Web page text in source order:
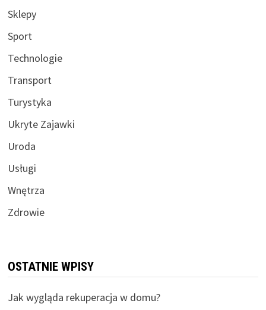
Sklepy
Sport
Technologie
Transport
Turystyka
Ukryte Zajawki
Uroda
Usługi
Wnętrza
Zdrowie
OSTATNIE WPISY
Jak wygląda rekuperacja w domu?